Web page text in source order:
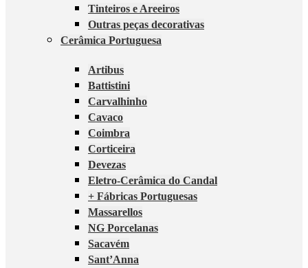
Tinteiros e Areeiros
Outras peças decorativas
Cerâmica Portuguesa
Artibus
Battistini
Carvalhinho
Cavaco
Coimbra
Corticeira
Devezas
Eletro-Cerâmica do Candal
+ Fábricas Portuguesas
Massarellos
NG Porcelanas
Sacavém
Sant’Anna